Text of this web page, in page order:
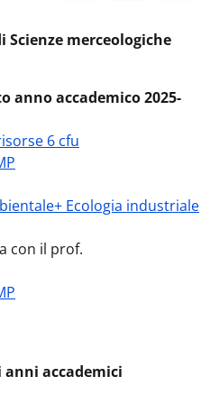
Scienze merceologiche
anno accademico 2025-
6 cfu
Ecologia industriale
con il prof.
accademici